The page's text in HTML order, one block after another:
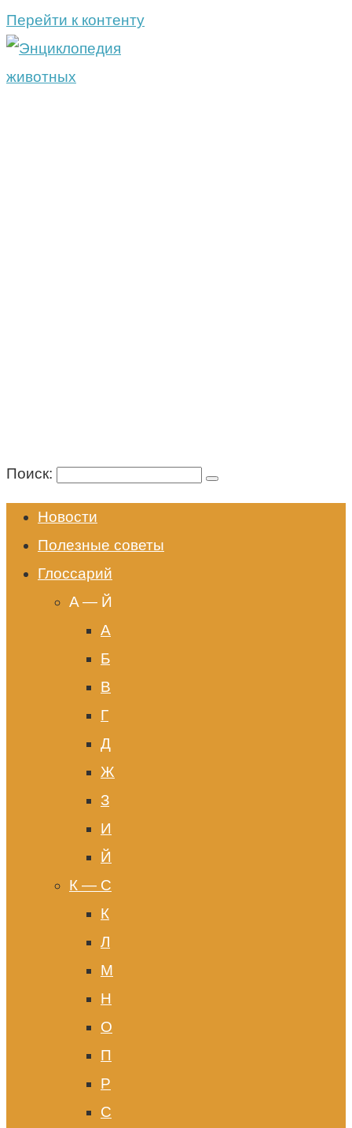
Перейти к контенту
Поиск:
Новости
Полезные советы
Глоссарий
A — Й
А
Б
В
Г
Д
Ж
З
И
Й
К — С
К
Л
М
Н
О
П
Р
С